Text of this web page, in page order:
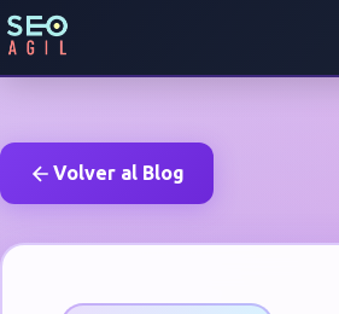
Volver al Blog